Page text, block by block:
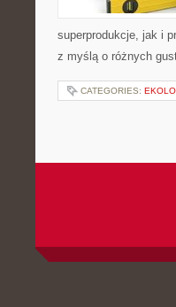
superprodukcje, jak i
z myślą o różnych
CATEGORIES: